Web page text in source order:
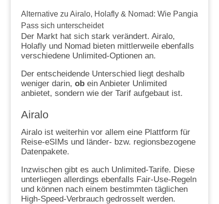
Alternative zu Airalo, Holafly & Nomad: Wie Pangia
Pass sich unterscheidet
Der Markt hat sich stark verändert. Airalo,
Holafly und Nomad bieten mittlerweile ebenfalls
verschiedene Unlimited-Optionen an.
Der entscheidende Unterschied liegt deshalb
weniger darin, obein Anbieter Unlimited
anbietet, sondern wie der Tarif aufgebaut ist.
Airalo
Airalo ist weiterhin vor allem eine Plattform für
Reise-eSIMs und länder- bzw. regionsbezogene
Datenpakete.
Inzwischen gibt es auch Unlimited-Tarife. Diese
unterliegen allerdings ebenfalls Fair-Use-Regeln
und können nach einem bestimmten täglichen
High-Speed-Verbrauch gedrosselt werden.